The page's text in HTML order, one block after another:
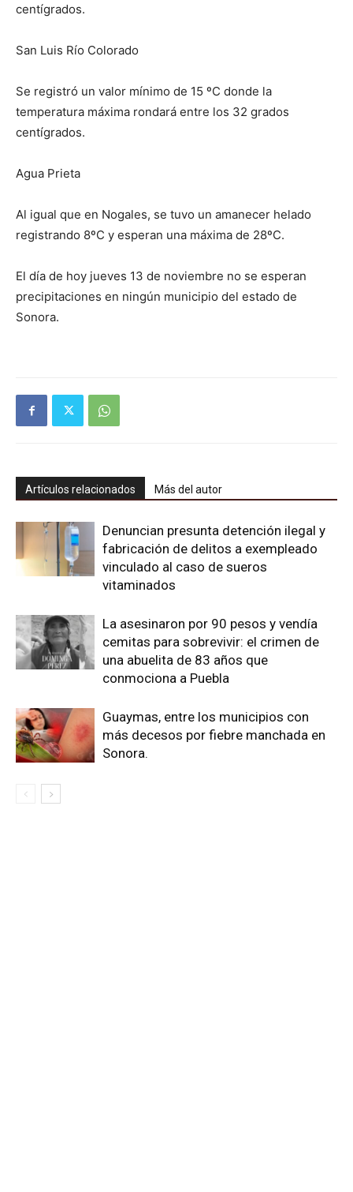
centígrados.
San Luis Río Colorado
Se registró un valor mínimo de 15 ºC donde la
temperatura máxima rondará entre los 32 grados
centígrados.
Agua Prieta
Al igual que en Nogales, se tuvo un amanecer helado
registrando 8ºC y esperan una máxima de 28ºC.
El día de hoy jueves 13 de noviembre no se esperan
precipitaciones en ningún municipio del estado de
Sonora.
Artículos relacionados Más del autor
Denuncian presunta detención ilegal y
fabricación de delitos a exempleado
vinculado al caso de sueros
vitaminados
La asesinaron por 90 pesos y vendía
cemitas para sobrevivir: el crimen de
una abuelita de 83 años que
conmociona a Puebla
Guaymas, entre los municipios con
más decesos por fiebre manchada en
Sonora.